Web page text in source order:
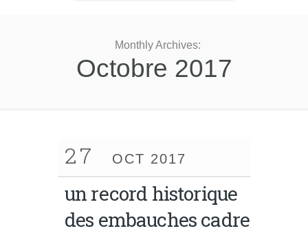
Monthly Archives:
Octobre 2017
27 OCT 2017
un record historique
des embauches cadre